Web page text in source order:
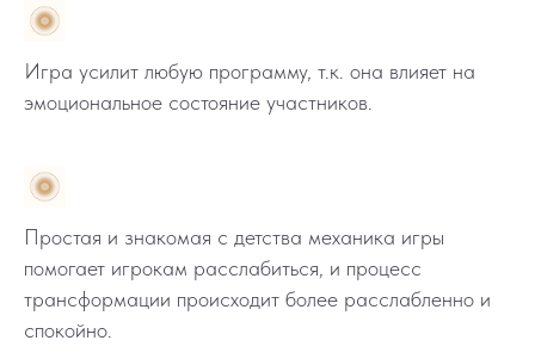
Игра усилит любую программу, т.к. она влияет на
эмоциональное состояние участников.
Простая и знакомая с детства механика игры
помогает игрокам расслабиться, и процесс
трансформации происходит более расслабленно и
спокойно.